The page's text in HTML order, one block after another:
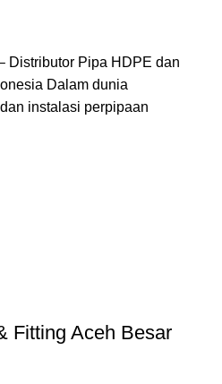
Distributor Pipa HDPE dan
Dalam dunia
instalasi perpipaan
Fitting Aceh Besar